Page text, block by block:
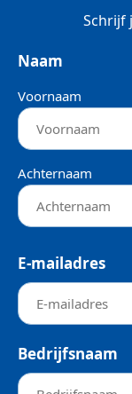
Schrijf
Naam
Voornaam
Achternaam
E-mailadres
Bedrijfsnaam